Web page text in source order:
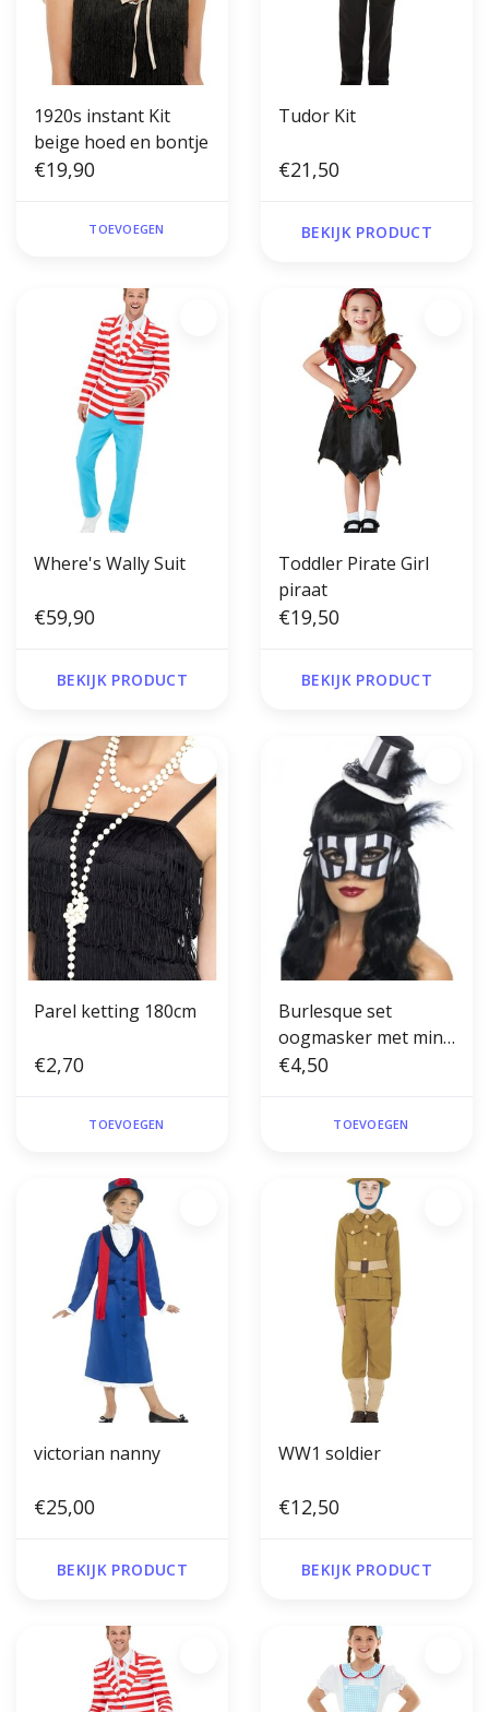
1920s instant Kit
beige hoed en bontje
€19,90
TOEVOEGEN
Tudor Kit
€21,50
BEKIJK PRODUCT
Where's Wally Suit
€59,90
BEKIJK PRODUCT
Toddler Pirate Girl
piraat
€19,50
BEKIJK PRODUCT
Parel ketting 180cm
€2,70
TOEVOEGEN
Burlesque set
oogmasker met mini
hoedje op diadeem
€4,50
TOEVOEGEN
victorian nanny
€25,00
BEKIJK PRODUCT
WW1 soldier
€12,50
BEKIJK PRODUCT